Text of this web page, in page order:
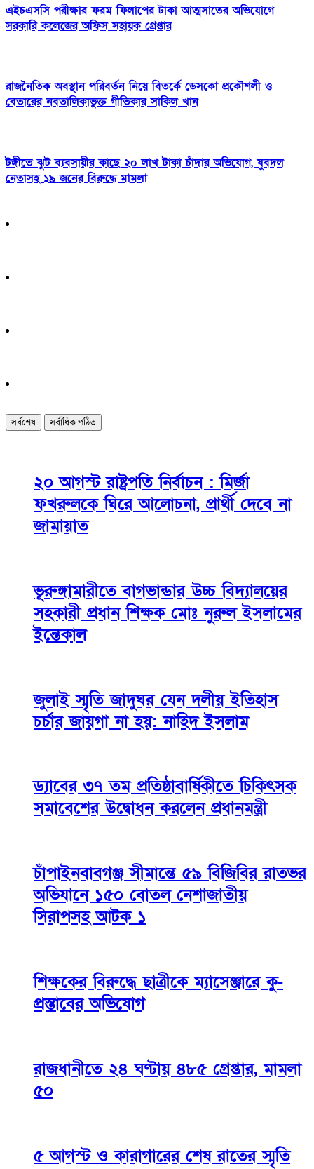
এইচএসসি পরীক্ষার ফরম ফিলাপের টাকা আত্মসাতের অভিযোগে
সরকারি কলেজের অফিস সহায়ক গ্রেপ্তার
রাজনৈতিক অবস্থান পরিবর্তন নিয়ে বিতর্কে ডেসকো প্রকৌশলী ও
বেতারের নবতালিকাভুক্ত গীতিকার সাকিল খান
টঙ্গীতে ঝুট ব্যবসায়ীর কাছে ২০ লাখ টাকা চাঁদার অভিযোগ, যুবদল
নেতাসহ ১৯ জনের বিরুদ্ধে মামলা
সর্বশেষ সর্বাধিক পঠিত
২০ আগস্ট রাষ্ট্রপতি নির্বাচন : মির্জা
ফখরুলকে ঘিরে আলোচনা, প্রার্থী দেবে না
জামায়াত
ভূরুঙ্গামারীতে বাগভান্ডার উচ্চ বিদ্যালয়ের
সহকারী প্রধান শিক্ষক মোঃ নুরুল ইসলামের
ইন্তেকাল
জুলাই স্মৃতি জাদুঘর যেন দলীয় ইতিহাস
চর্চার জায়গা না হয়: নাহিদ ইসলাম
ড্যাবের ৩৭ তম প্রতিষ্ঠাবার্ষিকীতে চিকিৎসক
সমাবেশের উদ্বোধন করলেন প্রধানমন্ত্রী
চাঁপাইনবাবগঞ্জ সীমান্তে ৫৯ বিজিবির রাতভর
অভিযানে ১৫০ বোতল নেশাজাতীয়
সিরাপসহ আটক ১
শিক্ষকের বিরুদ্ধে ছাত্রীকে ম্যাসেঞ্জারে কু-
প্রস্তাবের অভিযোগ
রাজধানীতে ২৪ ঘণ্টায় ৪৮৫ গ্রেপ্তার, মামলা
৫০
৫ আগস্ট ও কারাগারের শেষ রাতের স্মৃতি